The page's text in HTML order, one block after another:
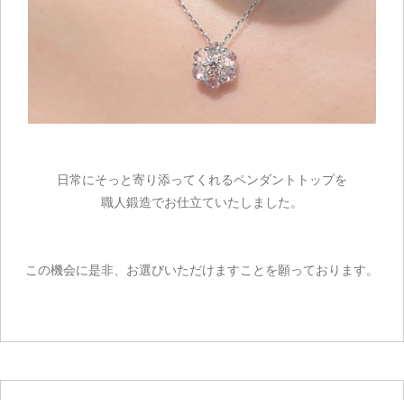
日常にそっと寄り添ってくれるペンダントトップを
職人鍛造でお仕立ていたしました。
この機会に是非、お選びいただけますことを願っております。
カートを見る
お買い物を続ける